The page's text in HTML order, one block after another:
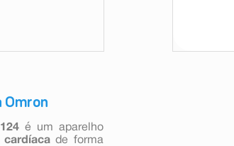
Omron
é um aparelho
cardíacade forma